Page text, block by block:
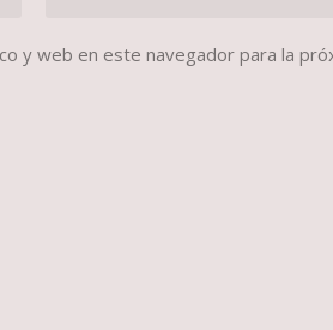
y web en este navegador para la